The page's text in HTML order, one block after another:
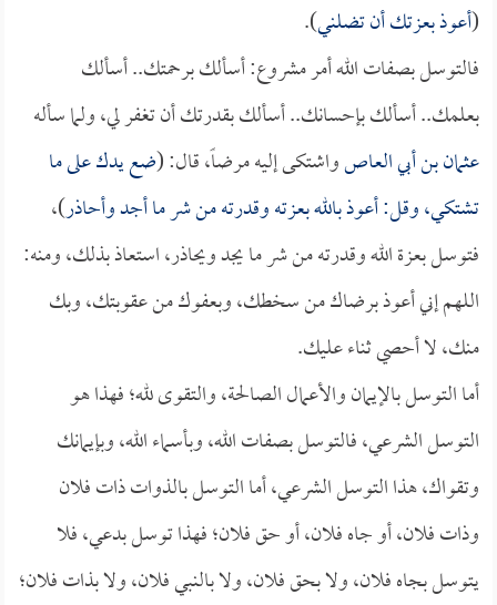
(أعوذ بعزتك أن تضلني).
فالتوسل بصفات الله أمر مشروع: أسألك برحمتك.. أسألك
بعلمك.. أسألك بإحسانك.. أسألك بقدرتك أن تغفر لي، ولما سأله
عثمان بن أبي العاصواشتكى إليه مرضاً، قال: (ضع يدك على ما
تشتكي، وقل: أعوذ بالله بعزته وقدرته من شر ما أجد وأحاذر)،
فتوسل بعزة الله وقدرته من شر ما يجد ويحاذر، استعاذ بذلك، ومنه:
اللهم إني أعوذ برضاك من سخطك، وبعفوك من عقوبتك، وبك
منك، لا أحصي ثناء عليك.
أما التوسل بالإيمان والأعمال الصالحة، والتقوى لله؛ فهذا هو
التوسل الشرعي، فالتوسل بصفات الله، وبأسماء الله، وبإيمانك
وتقواك، هذا التوسل الشرعي، أما التوسل بالذوات ذات فلان
وذات فلان، أو جاه فلان، أو حق فلان؛ فهذا توسل بدعي، فلا
يتوسل بجاه فلان، ولا بحق فلان، ولا بالنبي فلان، ولا بذات فلان؛